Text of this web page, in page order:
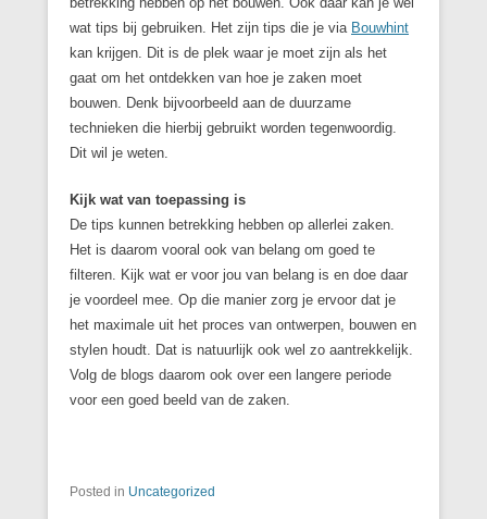
wat tips bij gebruiken. Het zijn tips die je via Bouwhint
kan krijgen. Dit is de plek waar je moet zijn als het
gaat om het ontdekken van hoe je zaken moet
bouwen. Denk bijvoorbeeld aan de duurzame
technieken die hierbij gebruikt worden tegenwoordig.
Dit wil je weten.
Kijk wat van toepassing is
De tips kunnen betrekking hebben op allerlei zaken.
Het is daarom vooral ook van belang om goed te
filteren. Kijk wat er voor jou van belang is en doe daar
je voordeel mee. Op die manier zorg je ervoor dat je
het maximale uit het proces van ontwerpen, bouwen en
stylen houdt. Dat is natuurlijk ook wel zo aantrekkelijk.
Volg de blogs daarom ook over een langere periode
voor een goed beeld van de zaken.
Posted in Uncategorized